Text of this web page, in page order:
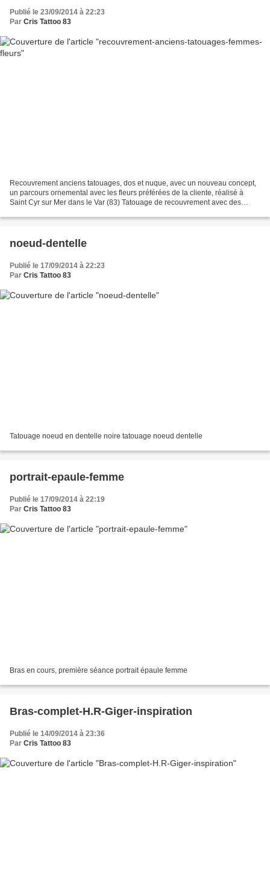
Publié le 23/09/2014 à 22:23
Par Cris Tattoo 83
Recouvrement anciens tatouages, dos et nuque, avec un nouveau concept,
un parcours ornemental avec les fleurs préférées de la cliente, réalisé à
Saint Cyr sur Mer dans le Var (83) Tatouage de recouvrement avec des
noeud-dentelle
Publié le 17/09/2014 à 22:23
Par Cris Tattoo 83
​Tatouage noeud en dentelle noire tatouage noeud dentelle
portrait-epaule-femme
Publié le 17/09/2014 à 22:19
Par Cris Tattoo 83
​Bras en cours, première séance portrait épaule femme
Bras-complet-H.R-Giger-inspiration
Publié le 14/09/2014 à 23:36
Par Cris Tattoo 83